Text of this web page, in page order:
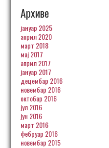
Архиве
јануар 2025
април 2020
март 2018
мај 2017
април 2017
јануар 2017
децембар 2016
новембар 2016
октобар 2016
јул 2016
јун 2016
март 2016
фебруар 2016
новембар 2015